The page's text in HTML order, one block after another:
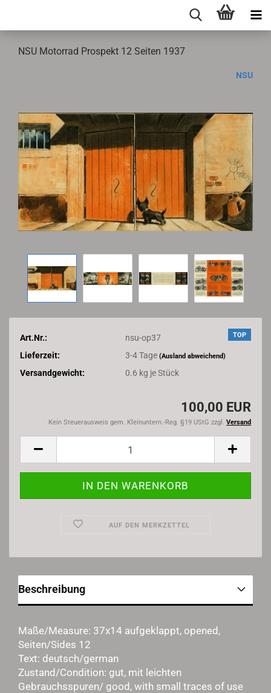
NSU Motorrad Prospekt 12 Seiten 1937
NSU
TOP
Art.Nr.:
nsu-op37
Lieferzeit:
3-4 Tage(Ausland abweichend)
Versandgewicht: 0.6 kg je Stück
100,00 EUR
Kein Steuerausweis gem. Kleinuntern.-Reg. §19 UStG zzgl. Versand
AUF DEN MERKZETTEL
Beschreibung
Maße/Measure: 37x14 aufgeklappt, opened,
Seiten/Sides 12
Text: deutsch/german
Zustand/Condition: gut, mit leichten
Gebrauchsspuren/ good, with small traces of use